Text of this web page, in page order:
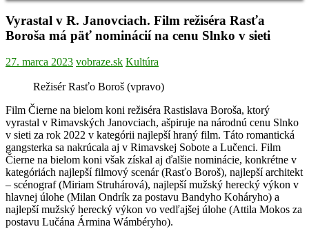
Vyrastal v R. Janovciach. Film režiséra Rasťa
Boroša má päť nominácií na cenu Slnko v sieti
27. marca 2023 vobraze.sk Kultúra
Režisér Rasťo Boroš (vpravo)
Film Čierne na bielom koni režiséra Rastislava Boroša, ktorý
vyrastal v Rimavských Janovciach, ašpiruje na národnú cenu Slnko
v sieti za rok 2022 v kategórii najlepší hraný film. Táto romantická
gangsterka sa nakrúcala aj v Rimavskej Sobote a Lučenci. Film
Čierne na bielom koni však získal aj ďalšie nominácie, konkrétne v
kategóriách najlepší filmový scenár (Rasťo Boroš), najlepší architekt
– scénograf (Miriam Struhárová), najlepší mužský herecký výkon v
hlavnej úlohe (Milan Ondrík za postavu Bandyho Koháryho) a
najlepší mužský herecký výkon vo vedľajšej úlohe (Attila Mokos za
postavu Lučána Ármina Wámbéryho).